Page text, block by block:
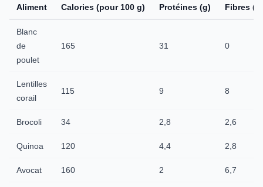
Aliment Calories (pour 100 g) Protéines (g) Fibres (g)
Blanc
de
poulet
165 31 0
Lentilles
corail
115 9 8
Brocoli 34 2,8 2,6
Quinoa 120 4,4 2,8
Avocat 160 2 6,7